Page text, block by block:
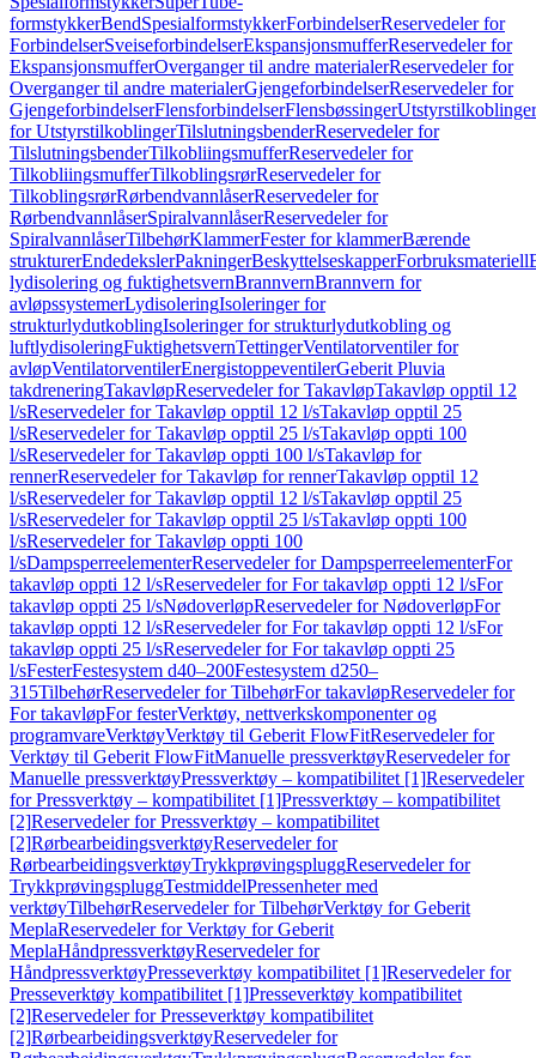
formstykkerBendSpesialformstykkerForbindelserReservedeler for
ForbindelserSveiseforbindelserEkspansjonsmufferReservedeler for
EkspansjonsmufferOverganger til andre materialerReservedeler for
Overganger til andre materialerGjengeforbindelserReservedeler for
GjengeforbindelserFlensforbindelserFlensbøssingerUtstyrstilkoblinger
for UtstyrstilkoblingerTilslutningsbenderReservedeler for
TilslutningsbenderTilkobliingsmufferReservedeler for
TilkobliingsmufferTilkoblingsrørReservedeler for
TilkoblingsrørRørbendvannlåserReservedeler for
RørbendvannlåserSpiralvannlåserReservedeler for
SpiralvannlåserTilbehørKlammerFester for klammerBærende
strukturerEndedekslerPakningerBeskyttelseskapperForbruksmateriell
lydisolering og fuktighetsvernBrannvernBrannvern for
avløpssystemerLydisoleringIsoleringer for
strukturlydutkoblingIsoleringer for strukturlydutkobling og
luftlydisoleringFuktighetsvernTettingerVentilatorventiler for
avløpVentilatorventilerEnergistoppeventilerGeberit Pluvia
takdreneringTakavløpReservedeler for TakavløpTakavløp opptil 12
l/sReservedeler for Takavløp opptil 12 l/sTakavløp opptil 25
l/sReservedeler for Takavløp opptil 25 l/sTakavløp oppti 100
l/sReservedeler for Takavløp oppti 100 l/sTakavløp for
rennerReservedeler for Takavløp for rennerTakavløp opptil 12
l/sReservedeler for Takavløp opptil 12 l/sTakavløp opptil 25
l/sReservedeler for Takavløp opptil 25 l/sTakavløp oppti 100
l/sReservedeler for Takavløp oppti 100
l/sDampsperreelementerReservedeler for DampsperreelementerFor
takavløp oppti 12 l/sReservedeler for For takavløp oppti 12 l/sFor
takavløp oppti 25 l/sNødoverløpReservedeler for NødoverløpFor
takavløp oppti 12 l/sReservedeler for For takavløp oppti 12 l/sFor
takavløp oppti 25 l/sReservedeler for For takavløp oppti 25
l/sFesterFestesystem d40–200Festesystem d250–
315TilbehørReservedeler for TilbehørFor takavløpReservedeler for
For takavløpFor festerVerktøy, nettverkskomponenter og
programvareVerktøyVerktøy til Geberit FlowFitReservedeler for
Verktøy til Geberit FlowFitManuelle pressverktøyReservedeler for
Manuelle pressverktøyPressverktøy – kompatibilitet [1]Reservedeler
for Pressverktøy – kompatibilitet [1]Pressverktøy – kompatibilitet
[2]Reservedeler for Pressverktøy – kompatibilitet
[2]RørbearbeidingsverktøyReservedeler for
RørbearbeidingsverktøyTrykkprøvingspluggReservedeler for
TrykkprøvingspluggTestmiddelPressenheter med
verktøyTilbehørReservedeler for TilbehørVerktøy for Geberit
MeplaReservedeler for Verktøy for Geberit
MeplaHåndpressverktøyReservedeler for
HåndpressverktøyPresseverktøy kompatibilitet [1]Reservedeler for
Presseverktøy kompatibilitet [1]Presseverktøy kompatibilitet
[2]Reservedeler for Presseverktøy kompatibilitet
[2]RørbearbeidingsverktøyReservedeler for